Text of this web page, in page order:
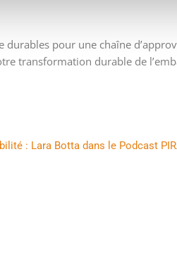
durables pour une chaîne
transformation durable de
: Lara Botta dans le Podcast